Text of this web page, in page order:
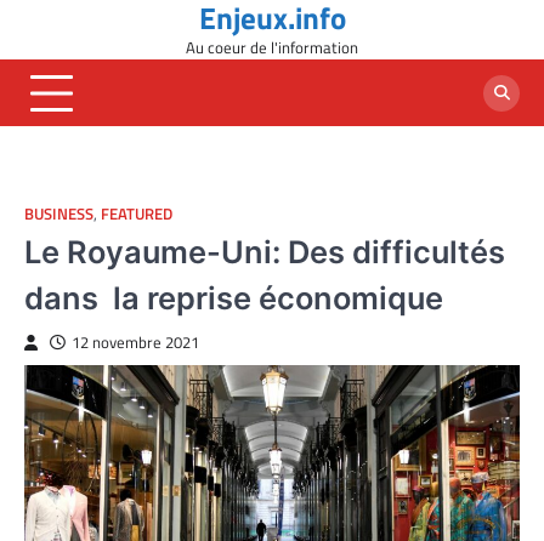
content
Enjeux.info
Au coeur de l'information
BUSINESS, FEATURED
Le Royaume-Uni: Des difficultés
dans la reprise économique
12 novembre 2021